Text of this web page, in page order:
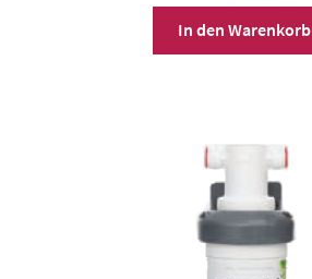
In den Warenkorb